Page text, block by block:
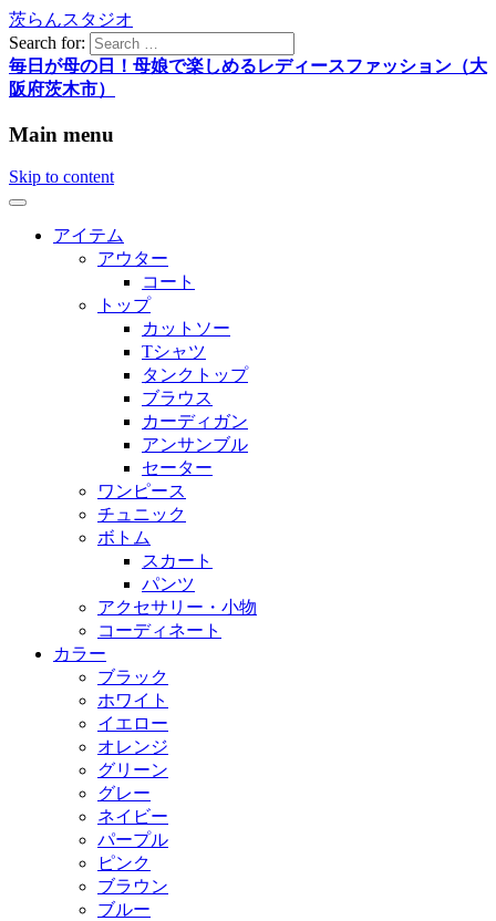
茨らんスタジオ
Search for:
毎日が母の日！母娘で楽しめるレディースファッション（大
阪府茨木市）
Main menu
Skip to content
アイテム
アウター
コート
トップ
カットソー
Tシャツ
タンクトップ
ブラウス
カーディガン
アンサンブル
セーター
ワンピース
チュニック
ボトム
スカート
パンツ
アクセサリー・小物
コーディネート
カラー
ブラック
ホワイト
イエロー
オレンジ
グリーン
グレー
ネイビー
パープル
ピンク
ブラウン
ブルー